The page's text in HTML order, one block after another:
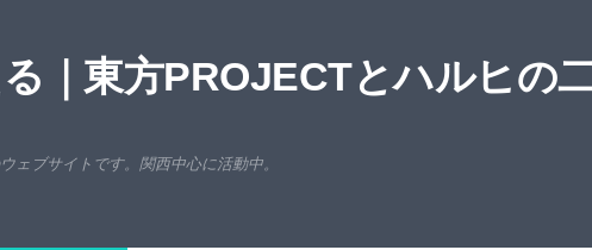
｜東方PROJECTとハルヒの
ェブサイトです。関西中心に活動中。